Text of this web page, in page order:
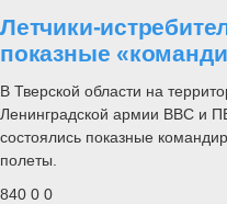
Летчики-
показные
В Тверской области на
Ленинградской армии ВВС и
состоялись показные
полеты.
840 0 0